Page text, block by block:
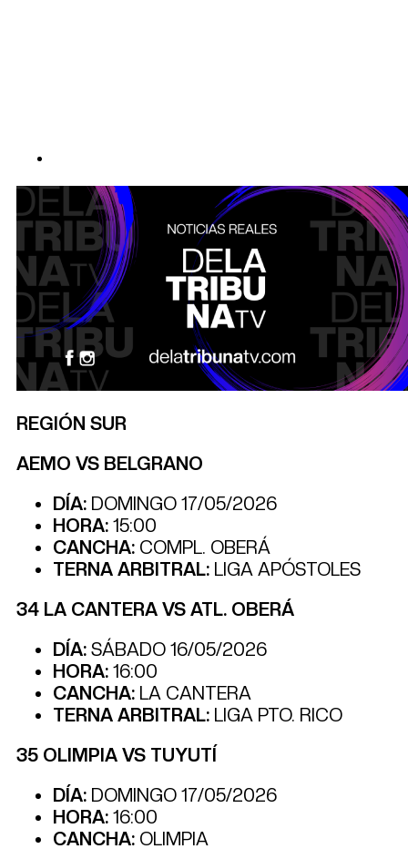
REGIÓN SUR
AEMO VS BELGRANO
DÍA: DOMINGO 17/05/2026
HORA: 15:00
CANCHA: COMPL. OBERÁ
TERNA ARBITRAL: LIGA APÓSTOLES
34 LA CANTERA VS ATL. OBERÁ
DÍA: SÁBADO 16/05/2026
HORA: 16:00
CANCHA: LA CANTERA
TERNA ARBITRAL: LIGA PTO. RICO
35 OLIMPIA VS TUYUTÍ
DÍA: DOMINGO 17/05/2026
HORA: 16:00
CANCHA: OLIMPIA